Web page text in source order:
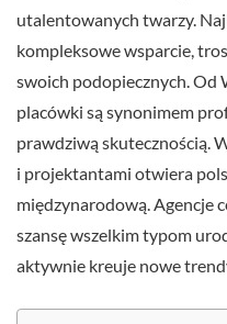
utalentowanych twarzy.
kompleksowe wsparcie,
swoich podopiecznych. Od
placówki są synonimem
prawdziwą skutecznością.
i projektantami otwiera
międzynarodową. Agencje
szansę wszelkim typom
aktywnie kreuje nowe